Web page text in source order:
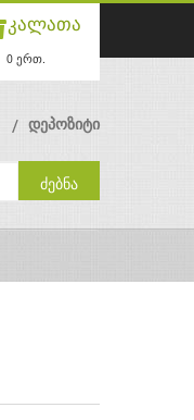
კალათა
0 ერთ.
დეპოზიტი